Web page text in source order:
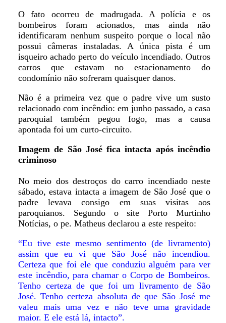
O fato ocorreu de madrugada. A polícia e os
bombeiros foram acionados, mas ainda não
identificaram nenhum suspeito porque o local não
possui câmeras instaladas. A única pista é um
isqueiro achado perto do veículo incendiado. Outros
carros que estavam no estacionamento do
condomínio não sofreram quaisquer danos.
Não é a primeira vez que o padre vive um susto
relacionado com incêndio: em junho passado, a casa
paroquial também pegou fogo, mas a causa
apontada foi um curto-circuito.
Imagem de São José fica intacta após incêndio
criminoso
No meio dos destroços do carro incendiado neste
sábado, estava intacta a imagem de São José que o
padre levava consigo em suas visitas aos
paroquianos. Segundo o site Porto Murtinho
Notícias, o pe. Matheus declarou a este respeito:
“Eu tive este mesmo sentimento (de livramento)
assim que eu vi que São José não incendiou.
Certeza que foi ele que conduziu alguém para ver
este incêndio, para chamar o Corpo de Bombeiros.
Tenho certeza de que foi um livramento de São
José. Tenho certeza absoluta de que São José me
valeu mais uma vez e não teve uma gravidade
maior. E ele está lá, intacto”.